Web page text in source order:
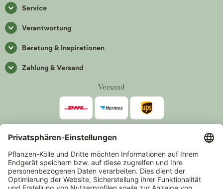
Service
Verantwortung
Beratung & Inspirationen
Zahlung & Versand
Versand
Zahlarten
*Alle Preise inkl. gesetzlicher Mehrwertsteuer zzgl.Versand